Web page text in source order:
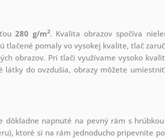
280 g/m2. Kvalita obrazov spočíva
tlačené pomaly vo vysokej kvalite, tlač
obrazov. Pri tlači využívame vysoko
látky do ovzdušia, obrazy môžete
dôkladne napnuté na pevný rám s
ktoré si na rám jednoducho pripevníte